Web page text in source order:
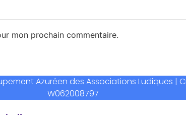
mon prochain commentaire.
Azuréen des Associations Ludiques |
W062008797